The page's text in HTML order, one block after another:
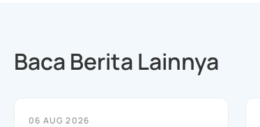
Baca Berita Lainnya
06 AUG 2026